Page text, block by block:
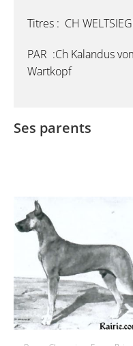
Titres : CH
PAR :Ch Kalandus
Wartkopf
Ses parents